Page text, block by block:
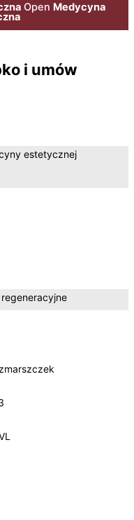
Open Medycyna
i umów
estetycznej